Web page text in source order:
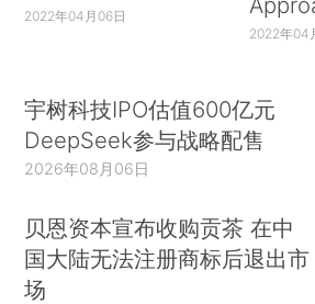
2022年04月06日
2022年04
宇树科技IPO估值600亿元
DeepSeek参与战略配售
2026年08月06日
贝恩资本宣布收购贡茶 在中
国大陆无法注册商标后退出市
场